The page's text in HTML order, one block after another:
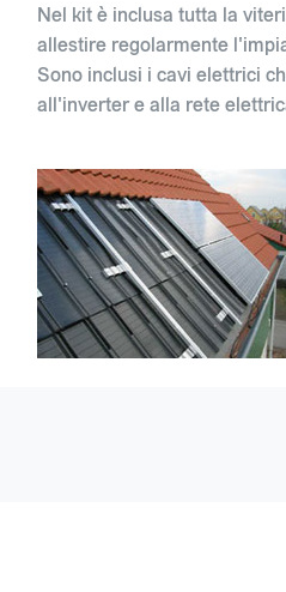
Nel kit è inclusa tutta la
allestire regolarmente
Sono inclusi i cavi elettrici
all'inverter e alla rete